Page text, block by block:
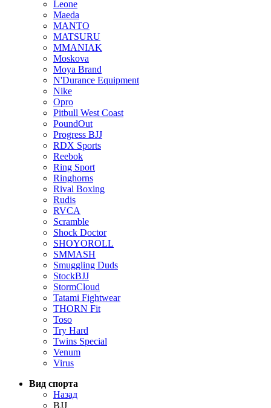
Leone
Maeda
MANTO
MATSURU
MMANIAK
Moskova
Moya Brand
N'Durance Equipment
Nike
Opro
Pitbull West Coast
PoundOut
Progress BJJ
RDX Sports
Reebok
Ring Sport
Ringhorns
Rival Boxing
Rudis
RVCA
Scramble
Shock Doctor
SHOYOROLL
SMMASH
Smuggling Duds
StockBJJ
StormCloud
Tatami Fightwear
THORN Fit
Toso
Try Hard
Twins Special
Venum
Virus
Вид спорта
Назад
BJJ